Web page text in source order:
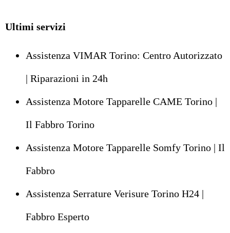
Ultimi servizi
Assistenza VIMAR Torino: Centro Autorizzato
| Riparazioni in 24h
Assistenza Motore Tapparelle CAME Torino |
Il Fabbro Torino
Assistenza Motore Tapparelle Somfy Torino | Il
Fabbro
Assistenza Serrature Verisure Torino H24 |
Fabbro Esperto